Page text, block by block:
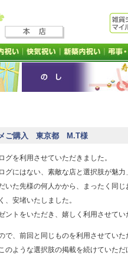
ご購入 東京都 M.T様
を利用させていただきました。
グにはない、素敵な店と選択肢が魅力
いた先様の何人かから、まったく同
安堵いたしました。
ントをいただき、嬉しく利用させて
で、前回と同じものを利用させてい
のような選択肢の掲載を続けていた